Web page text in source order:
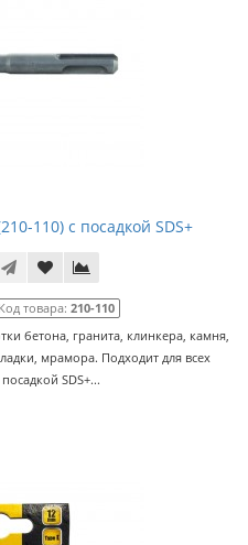
110) с посадкой SDS+
Код товара: 210-110
бетона, гранита, клинкера, камня,
мрамора. Подходит для всех
SDS+...